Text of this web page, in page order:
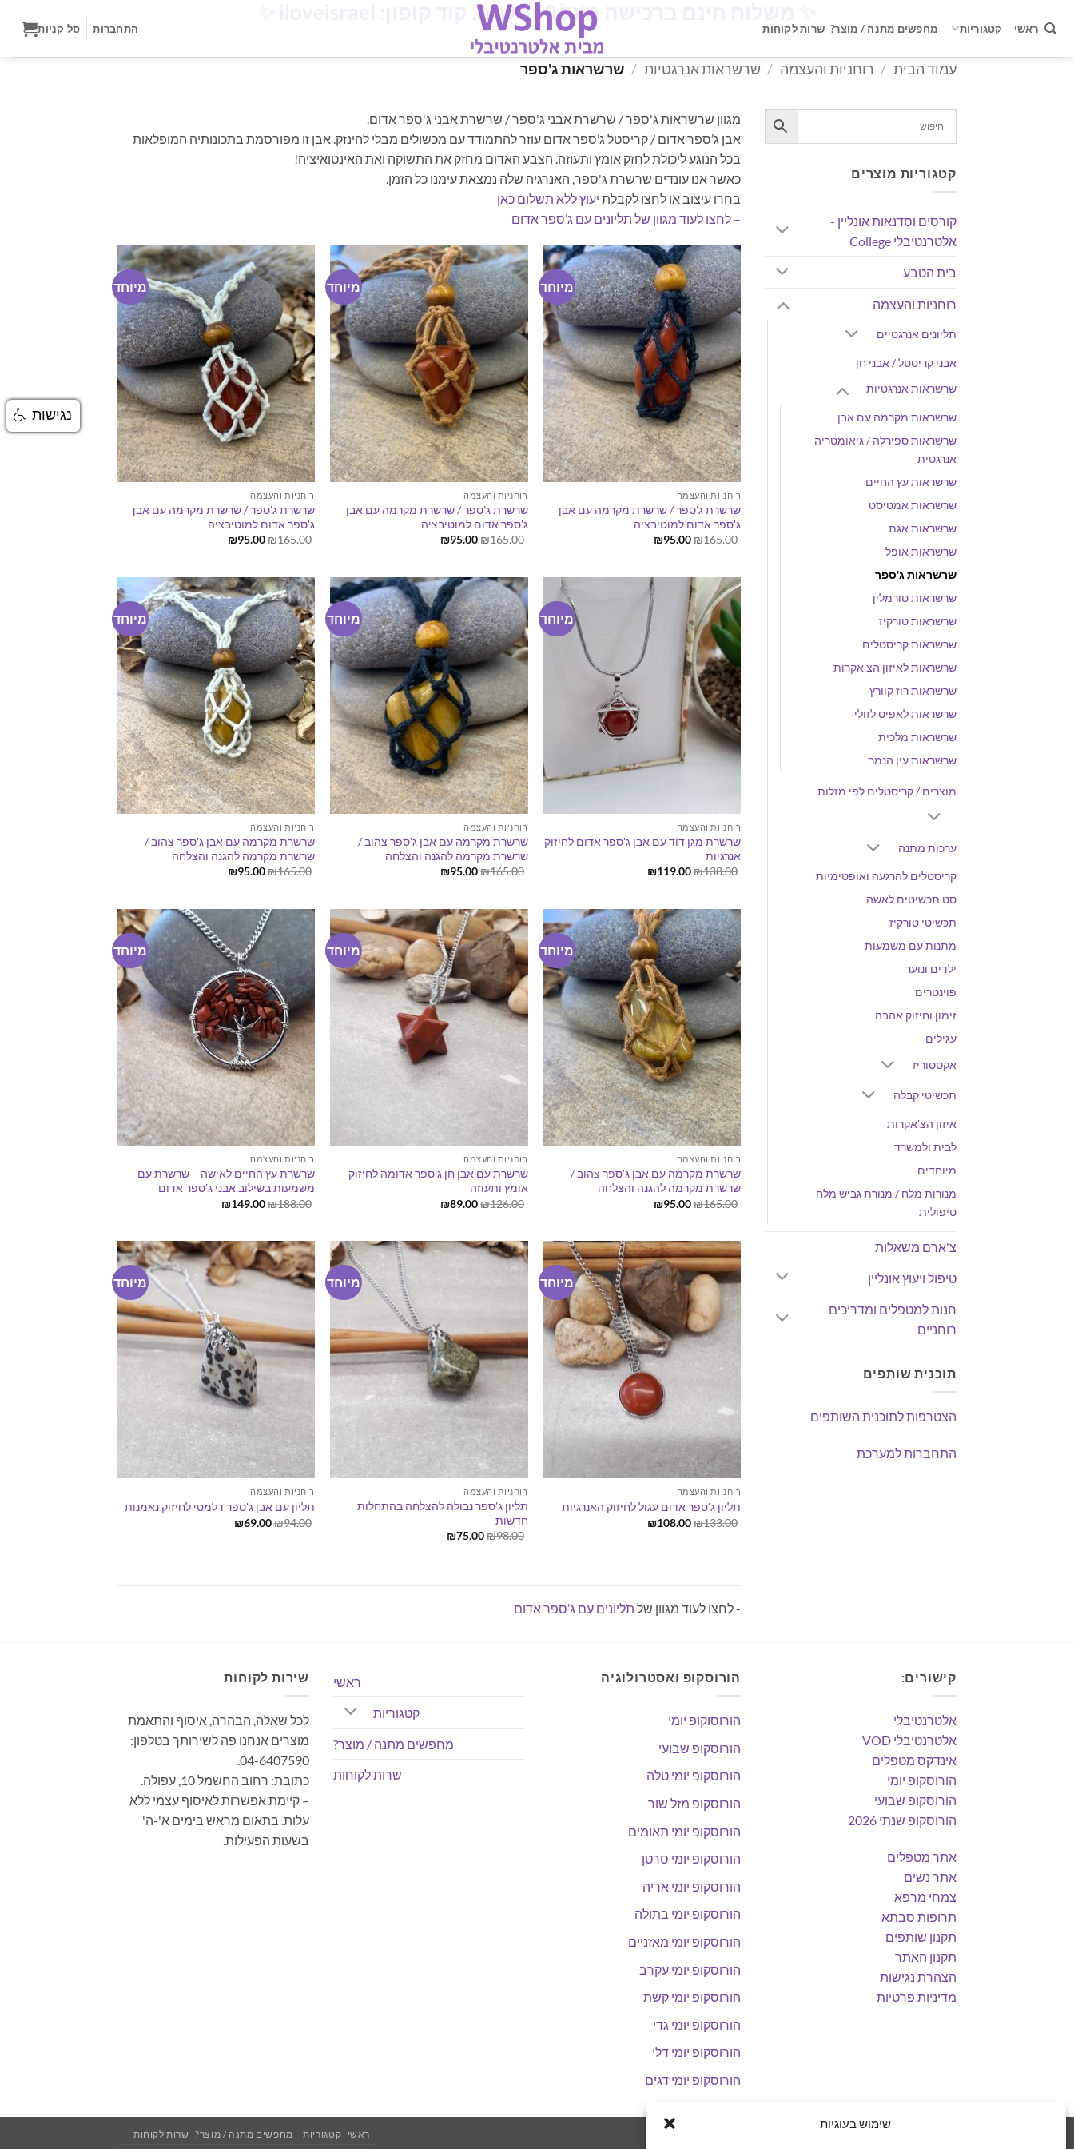
שימוש בעוגיות
ראשי קטגוריות מחפשים מתנה / מוצר? שרות לקוחות התחברות סל קניות
משלוח חינם ברכישה מעל 160 ש"ח. קוד קופון: iloveisrael
עמוד הבית / רוחניות והעצמה / שרשראות אנרגטיות / שרשראות ג'ספר
קטגוריות מוצרים
קורסים וסדנאות אונליין -
אלטרנטיבלי College
בית הטבע
רוחניות והעצמה
תליונים אנרגטיים
אבני קריסטל / אבני חן
שרשראות אנרגטיות
שרשראות מקרמה עם אבן
שרשראות ספירלה / גיאומטריה
אנרגטית
שרשראות עץ החיים
שרשראות אמטיסט
שרשראות אגת
שרשראות אופל
שרשראות ג'ספר
שרשראות טורמלין
שרשראות טורקיז
שרשראות קריסטלים
שרשראות לאיזון הצ'אקרות
שרשראות רוז קוורץ
שרשראות לאפיס לזולי
שרשראות מלכית
שרשראות עין הנמר
מוצרים / קריסטלים לפי מזלות
ערכות מתנה
קריסטלים להרגעה ואופטימיות
סט תכשיטים לאשה
תכשיטי טורקיז
מתנות עם משמעות
ילדים ונוער
פוינטרים
זימון וחיזוק אהבה
עגילים
אקססוריז
תכשיטי קבלה
איזון הצ'אקרות
לבית ולמשרד
מיוחדים
מנורות מלח / מנורת גביש מלח
טיפולית
צ'ארם משאלות
טיפול ויעוץ אונליין
חנות למטפלים ומדריכים
רוחניים
תוכנית שותפים
הצטרפות לתוכנית השותפים
התחברות למערכת
מגוון שרשראות ג'ספר / שרשרת אבני ג'ספר / שרשרת אבני ג'ספר אדום.
אבן ג’ספר אדום / קריסטל ג’ספר אדום עוזר להתמודד עם מכשולים מבלי להינזק. אבן זו מפורסמת בתכונותיה המופלאות
בכל הנוגע ליכולת לחזק אומץ ותעוזה. הצבע האדום מחזק את התשוקה ואת האינטואיציה!
כאשר אנו עונדים שרשרת ג'ספר, האנרגיה שלה נמצאת עימנו כל הזמן.
בחרו עיצוב או לחצו לקבלת יעוץ ללא תשלום כאן
– לחצו לעוד מגוון של תליונים עם ג’ספר אדום
מיוחד
רוחניות והעצמה
שרשרת ג'ספר / שרשרת מקרמה עם אבן
ג'ספר אדום למוטיבציה
₪165.00
המחיר₪95.00
מיוחד
רוחניות והעצמה
שרשרת ג'ספר / שרשרת מקרמה עם אבן
ג'ספר אדום למוטיבציה
₪165.00
המחיר₪95.00
המחיר
מיוחד
רוחניות והעצמה
שרשרת ג'ספר / שרשרת מקרמה עם אבן
ג'ספר אדום למוטיבציה
₪165.00
המחיר₪95.00
מיוחד
רוחניות והעצמה
שרשרת מגן דוד עם אבן ג'ספר אדום לחיזוק
אנרגיות
₪138.00
המחיר ₪119.00
מיוחד
רוחניות והעצמה
שרשרת מקרמה עם אבן ג'ספר צהוב /
שרשרת מקרמה להגנה והצלחה
₪165.00
המחיר₪95.00
המחיר
מיוחד
רוחניות והעצמה
שרשרת מקרמה עם אבן ג'ספר צהוב /
שרשרת מקרמה להגנה והצלחה
₪165.00
המחיר₪95.00
מיוחד
רוחניות והעצמה
שרשרת מקרמה עם אבן ג'ספר צהוב /
שרשרת מקרמה להגנה והצלחה
₪165.00
המחיר₪95.00
מיוחד
רוחניות והעצמה
שרשרת עם אבן חן ג'ספר אדומה לחיזוק
אומץ ותעוזה
₪126.00
המחיר₪89.00
המחיר
מיוחד
רוחניות והעצמה
שרשרת עץ החיים לאישה – שרשרת עם
משמעות בשילוב אבני ג'ספר אדום
₪188.00
המחיר ₪149.00
מיוחד
רוחניות והעצמה
תליון ג'ספר אדום עגול לחיזוק האנרגיות
₪133.00
המחיר ₪108.00
מיוחד
רוחניות והעצמה
תליון ג'ספר נבולה להצלחה בהתחלות
חדשות
₪98.00
המחיר₪75.00
המחיר
מיוחד
רוחניות והעצמה
תליון עם אבן ג'ספר דלמטי לחיזוק נאמנות
₪94.00
המחיר₪69.00
- לחצו לעוד מגוון של תליונים עם ג’ספר אדום
קישורים:
אלטרנטיבלי
אלטרנטיבלי VOD
אינדקס מטפלים
הורוסקופ יומי
הורוסקופ שבועי
הורוסקופ שנתי 2026
אתר מטפלים
אתר נשים
צמחי מרפא
תרופות סבתא
תקנון שותפים
תקנון האתר
הצהרת נגישות
מדיניות פרטיות
הורוסקופ ואסטרולוגיה
הורוסוקופ יומי
הורוסקופ שבועי
הורוסקופ יומי טלה
הורוסקופ מזל שור
הורוסקופ יומי תאומים
הורוסקופ יומי סרטן
הורוסקופ יומי אריה
הורוסקופ יומי בתולה
הורוסקופ יומי מאזניים
הורוסקופ יומי עקרב
הורוסקופ יומי קשת
הורוסקופ יומי גדי
הורוסקופ יומי דלי
הורוסקופ יומי דגים
ראשי
קטגוריות
מחפשים מתנה / מוצר?
שרות לקוחות
שירות לקוחות
לכל שאלה, הבהרה, איסוף והתאמת
מוצרים אנחנו פה לשירותך בטלפון:
04-6407590.
כתובת: רחוב החשמל 10, עפולה.
– קיימת אפשרות לאיסוף עצמי ללא
עלות. בתאום מראש בימים א'-ה'
בשעות הפעילות.
ראשי קטגוריות מחפשים מתנה / מוצר? שרות לקוחות
נגישות